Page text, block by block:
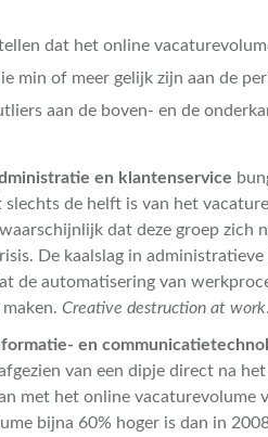
dat het online
min of meer gelijk zijn aan de
aan de boven- en de
en klantenservice
de helft is van het
dat deze groep zich
De kaalslag in
de automatisering van
Creative destruction at work
en
van een dipje direct na
met het online vacaturevolume
bijna 60% hoger is dan in